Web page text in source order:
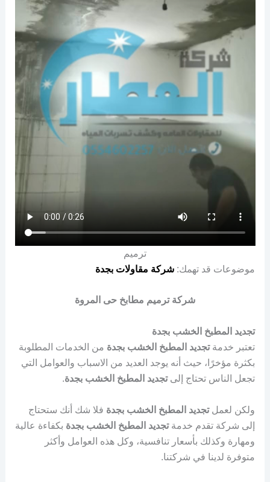
ترميم
موضوعات قد تهمك: شركة مقاولات بجدة
شركة ترميم مطابخ حى المروة
تجديد المطبخ الخشب بجدة
تعتبر خدمةتجديد المطبخ الخشب بجدة من الخدمات المطلوبة
بكثرة مؤخرًا، حيث أنه يوجد العديد من الاسباب والعوامل التي
تجعل الناس تحتاج إلىتجديد المطبخ الخشب بجدة.
ولكن لعملتجديد المطبخ الخشب بجدة فلا شك أنك ستحتاج
إلى شركة تقدم خدمةتجديد المطبخ الخشب بجدة بكفاءة عالية
ومهارة وكذلك بأسعار تنافسية، وكل هذه العوامل وأكثر
متوفرة لدينا في شركتنا.